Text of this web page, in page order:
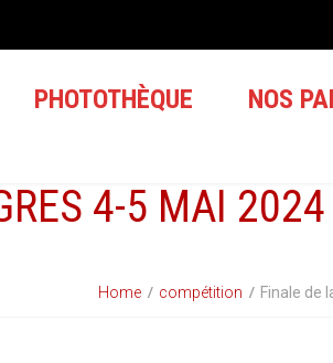
PHOTOTHÈQUE NOS
4-5 MAI 2024
Home compétition Finale de